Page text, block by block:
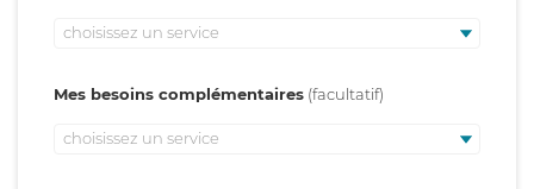
choisissez un service
Mes besoins complémentaires
choisissez un service